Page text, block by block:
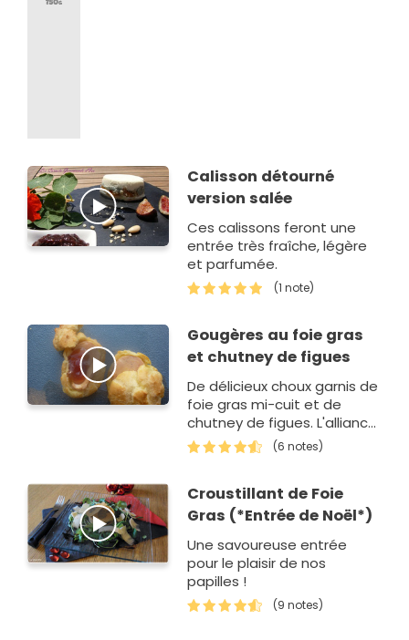
Calisson détourné
version salée
Ces calissons feront une
entrée très fraîche, légère
et parfumée.
(1 note)
Gougères au foie gras
et chutney de figues
De délicieux choux garnis de
foie gras mi-cuit et de
chutney de figues. L'alliance
du salé et du sucré pour un
apéritif gourmand.
(6 notes)
Croustillant de Foie
Gras (*Entrée de Noël*)
Une savoureuse entrée
pour le plaisir de nos
papilles !
(9 notes)